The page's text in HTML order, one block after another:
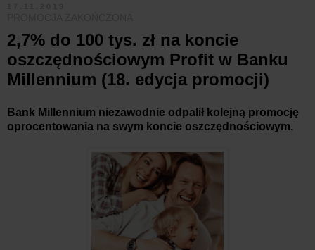
2,7% do 100 tys. zł na koncie
oszczędnościowym Profit w Banku
Millennium (18. edycja promocji)
Bank Millennium niezawodnie odpalił kolejną promocję
oprocentowania na swym koncie oszczędnościowym.